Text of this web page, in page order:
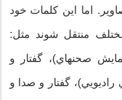
اما اين کلمات خود
منتقل شوند مثل:
صحنهاي)، گفتار و
گفتار و صدا و